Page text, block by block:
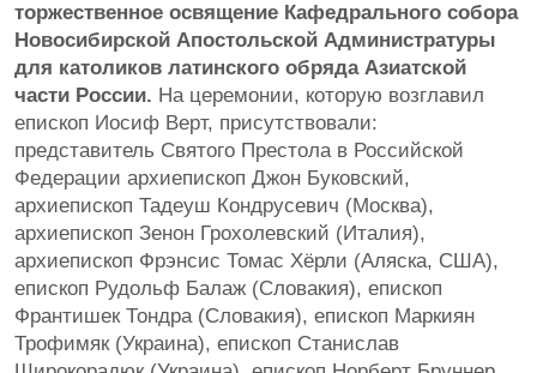
торжественное освящение Кафедрального собора
Новосибирской Апостольской Администратуры
для католиков латинского обряда Азиатской
части России. На церемонии, которую возглавил
епископ Иосиф Верт, присутствовали:
представитель Святого Престола в Российской
Федерации архиепископ Джон Буковский,
архиепископ Тадеуш Кондрусевич (Москва),
архиепископ Зенон Грохолевский (Италия),
архиепископ Фрэнсис Томас Хёрли (Аляска, США),
епископ Рудольф Балаж (Словакия), епископ
Франтишек Тондра (Словакия), епископ Маркиян
Трофимяк (Украина), епископ Станислав